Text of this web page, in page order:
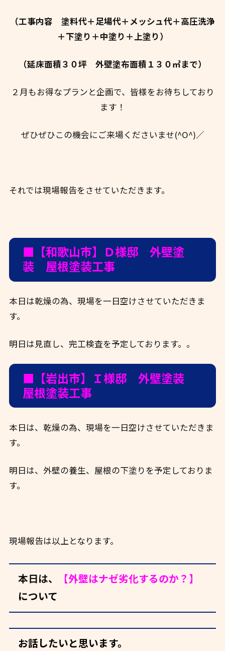
（工事内容 塗料代＋足場代＋メッシュ代＋高圧洗浄
＋下塗り＋中塗り＋上塗り）
（延床面積３０坪 外壁塗布面積１３０㎡まで）
２月もお得なプランと企画で、皆様をお待ちしており
ます！
ぜひぜひこの機会にご来場くださいませ(^O^)／
それでは現場報告をさせていただきます。
■【和歌山市】Ｄ様邸 外壁塗
装 屋根塗装工事
本日は乾燥の為、現場を一日空けさせていただきま
す。
明日は見直し、完工検査を予定しております。。
■【岩出市】Ｉ様邸 外壁塗装
屋根塗装工事
本日は、乾燥の為、現場を一日空けさせていただきま
す。
明日は、外壁の養生、屋根の下塗りを予定しておりま
す。
現場報告は以上となります。
本日は、
【外壁はナゼ劣化するのか？】
について
お話したいと思います。